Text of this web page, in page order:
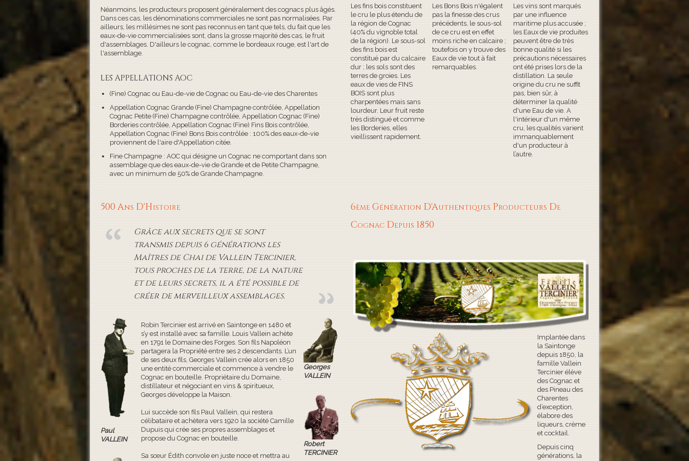
Néanmoins, les producteurs proposent généralement des cognacs plus âgés.
Dans ces cas, les dénominations commerciales ne sont pas normalisées. Par
ailleurs, les millésimes ne sont pas reconnus en tant que tels, du fait que les
eaux-de-vie commercialisées sont, dans la grosse majorité des cas, le fruit
d'assemblages. D'ailleurs le cognac, comme le bordeaux rouge, est l'art de
l'assemblage.
LES APPELLATIONS AOC
(Fine) Cognac ou Eau-de-vie de Cognac ou Eau-de-vie des Charentes
Appellation Cognac Grande (Fine) Champagne contrôlée, Appellation
Cognac Petite (Fine) Champagne contrôlée, Appellation Cognac (Fine)
Borderies contrôlée, Appellation Cognac (Fine) Fins Bois contrôlée,
Appellation Cognac (Fine) Bons Bois contrôlée : 100% des eaux-de-vie
proviennent de l'aire d'Appellation citée.
Fine Champagne : AOC qui désigne un Cognac ne comportant dans son
assemblage que des eaux-de-vie de Grande et de Petite Champagne,
avec un minimum de 50% de Grande Champagne.
Les fins bois constituent
le cru le plus étendu de
la région de Cognac
(40% du vignoble total
de la région). Le sous-sol
des fins bois est
constitué par du calcaire
dur ; les sols sont des
terres de groies. Les
eaux de vies de FINS
BOIS sont plus
charpentées mais sans
lourdeur. Leur fruit reste
très distingué et comme
les Borderies, elles
vieillissent rapidement.
Les Bons Bois n'égalent
pas la finesse des crus
précédents, le sous-sol
de ce cru est en effet
moins riche en calcaire ;
toutefois on y trouve des
Eaux de vie tout à fait
remarquables.
Les vins sont marqués
par une influence
maritime plus accusée ;
les Eaux de vie produites
peuvent être de très
bonne qualité si les
précautions nécessaires
ont été prises lors de la
distillation. La seule
origine du cru ne suffit
pas, bien sûr, à
déterminer la qualité
d'une Eau de vie. A
l'intérieur d'un même
cru, les qualités varient
immanquablement
d'un producteur à
l’autre.
500 Ans D'Histoire
Grâce aux secrets que se sont
transmis depuis 6 générations les
Maîtres de Chai de Vallein Tercinier,
tous proches de la terre, de la nature
et de leurs secrets, il a été possible de
créer de merveilleux assemblages.
Paul
VALLEIN
Robin Tercinier est arrivé en Saintonge en 1480 et
s’y est installé avec sa famille. Louis Vallein achète
en 1791 le Domaine des Forges. Son fils Napoléon
partagera la Propriété entre ses 2 descendants. L’un
de ses deux fils, Georges Vallein crée alors en 1850
une entité commerciale et commence à vendre le
Cognac en bouteille. Propriétaire du Domaine,
distillateur et négociant en vins & spiritueux,
Georges développe la Maison.
Lui succède son fils Paul Vallein, qui restera
célibataire et achètera vers 1920 la société Camille
Dupuis qui crée ses propres assemblages et
propose du Cognac en bouteille.
Sa sœur Édith convole en juste noce et mettra au
Georges
VALLEIN
Robert
TERCINIER
6ème Génération D'Authentiques Producteurs De
Cognac Depuis 1850
Implantée dans
la Saintonge
depuis 1850, la
famille Vallein
Tercinier élève
des Cognac et
des Pineau des
Charentes
d’exception,
élabore des
liqueurs, crème
et cocktail.
Depuis cinq
générations, la